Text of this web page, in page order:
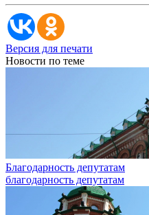
Версия для печати
Новости по теме
Благодарность депутатам
благодарность депутатам